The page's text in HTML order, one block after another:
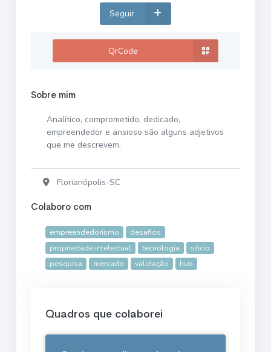
Seguir
QrCode
Sobre mim
Analítico, comprometido, dedicado,
empreendedor e ansioso são alguns adjetivos
que me descrevem.
Florianópolis-SC
Colaboro com
empreendedorismo
desafios
propriedade intelectual
tecnologia
sócio
pesquisa
mercado validação hub
Quadros que colaborei